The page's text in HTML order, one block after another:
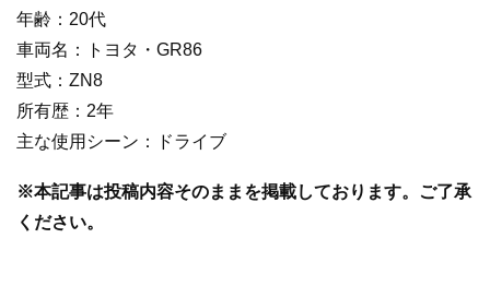
年齢：20代
車両名：トヨタ・GR86
型式：ZN8
所有歴：2年
主な使用シーン：ドライブ
※本記事は投稿内容そのままを掲載しております。ご了承
ください。